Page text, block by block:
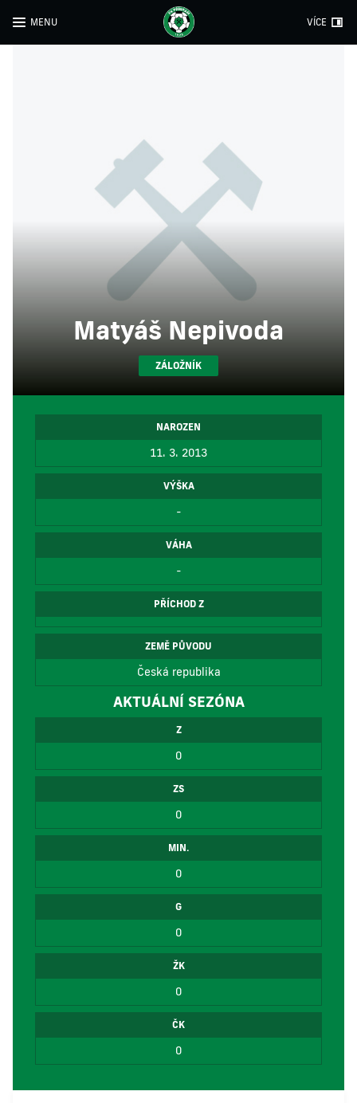
MENU VÍCE
Matyáš Nepivoda
ZÁLOŽNÍK
NAROZEN
11. 3. 2013
VÝŠKA
-
VÁHA
-
PŘÍCHOD Z
ZEMĚ PŮVODU
Česká republika
AKTUÁLNÍ SEZÓNA
Z
0
ZS
0
MIN.
0
G
0
ŽK
0
ČK
0